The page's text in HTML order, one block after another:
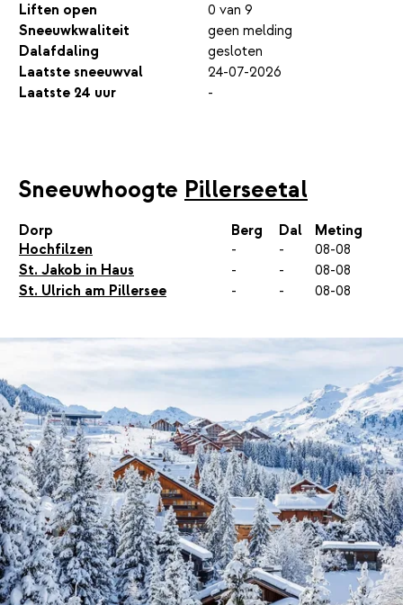
Liften open
0 van 9
Sneeuwkwaliteit
geen melding
Dalafdaling
gesloten
Laatste sneeuwval
24-07-2026
Laatste 24 uur
-
Sneeuwhoogte Pillerseetal
Dorp Berg Dal
Meting
Hochfilzen
- -
08-08
St. Jakob in Haus
- -
08-08
St. Ulrich am Pillersee
- - 08-08